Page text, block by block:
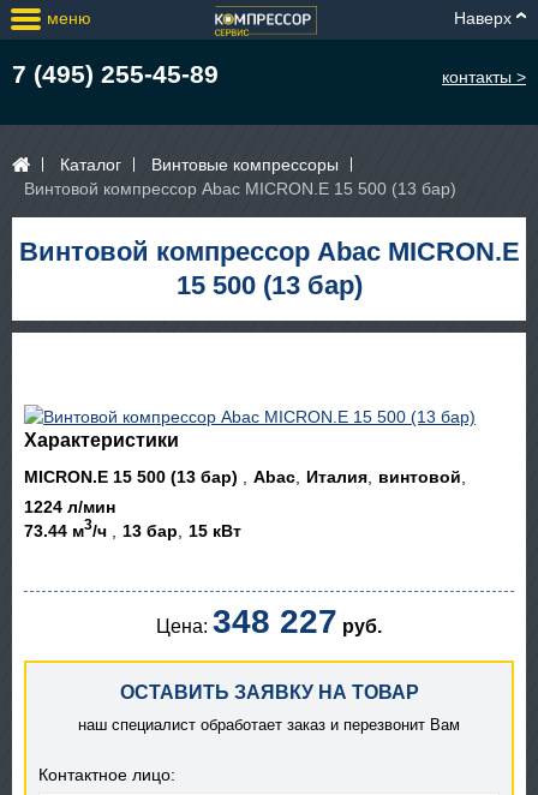
меню Наверх
7 (495) 255-45-89 контакты >
Каталог
Винтовые компрессоры
Винтовой компрессор Abac MICRON.E 15 500 (13 бар)
Винтовой компрессор Abac MICRON.E
15 500 (13 бар)
Характеристики
MICRON.E 15 500 (13 бар) Abac Италия
винтовой
1224 л/мин
73.44 м3/ч 13 бар 15 кВт
Цена: 348 227 руб.
ОСТАВИТЬ ЗАЯВКУ НА ТОВАР
наш специалист обработает заказ и перезвонит Вам
Контактное лицо: